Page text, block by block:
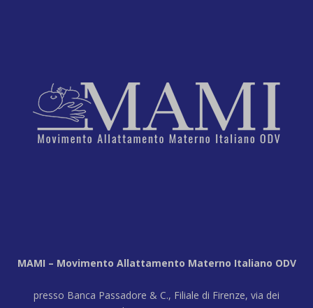
MAMI – Movimento Allattamento Materno Italiano ODV
presso Banca Passadore & C., Filiale di Firenze, via dei